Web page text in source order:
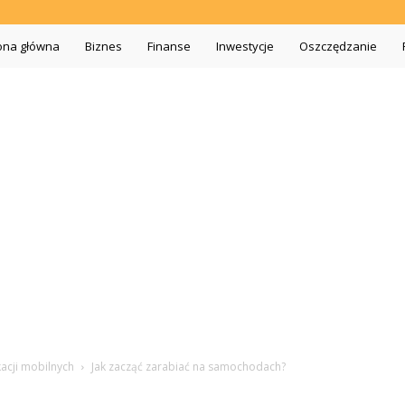
główna Biznes Finanse Inwestycje Oszczędzanie
mobilnych Jak zacząć zarabiać na samochodach?